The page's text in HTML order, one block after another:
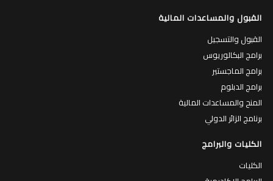
القبول والمساعدات المالية
القبول والتسجيل
برامج البكالوريوس
برامج الماجستير
برامج الدبلوم
المنح والمساعدات المالية
برنامج الزائر الدولي
الكليات والبرامج
الكليات